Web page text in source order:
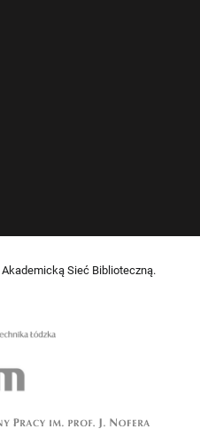
Sieć Biblioteczną.